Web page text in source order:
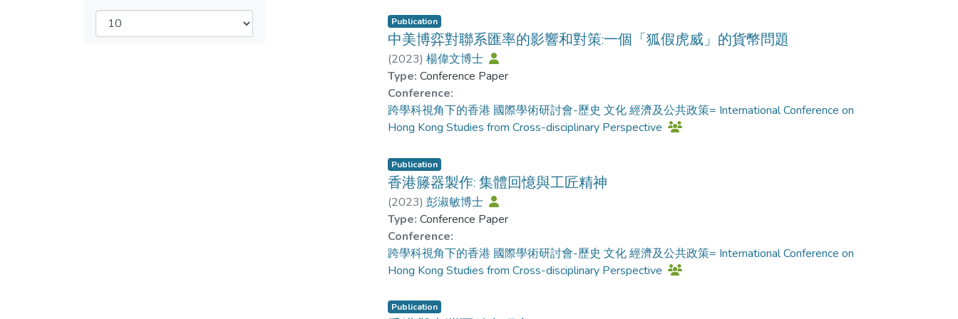
Publication
中美博弈對聯系匯率的影響和對策:一個「狐假虎威」的貨幣問題
(2023)楊偉文博士
Type: Conference Paper
Conference:
跨學科視角下的香港 國際學術研討會-歷史 文化 經濟及公共政策= International Conference on
Hong Kong Studies from Cross-disciplinary Perspective
Publication
香港籐器製作: 集體回憶與工匠精神
(2023)彭淑敏博士
Type: Conference Paper
Conference:
跨學科視角下的香港 國際學術研討會-歷史 文化 經濟及公共政策= International Conference on
Hong Kong Studies from Cross-disciplinary Perspective
Publication